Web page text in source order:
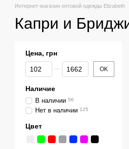
Интернет-магазин оптовой одежды Elizabeth
Капри и
Цена, грн
От Цена, грн
До Цена, грн OK
Наличие
В наличии 56
Нет в наличии 125
Цвет